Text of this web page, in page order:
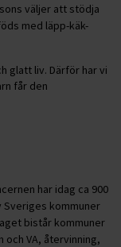
väljer att stödja
med läpp-käk-
glatt liv. Därför har vi
får den
har idag ca 900
kommuner
bistår kommuner
VA, återvinning,